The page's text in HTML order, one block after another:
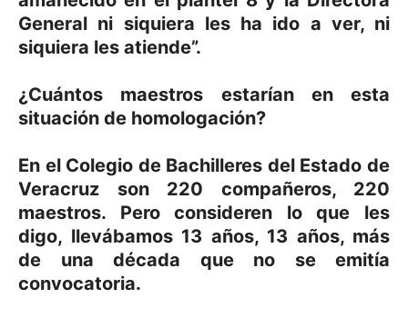
General ni siquiera les ha ido a ver, ni
siquiera les atiende”.
¿Cuántos maestros estarían en esta
situación de homologación?
En el Colegio de Bachilleres del Estado de
Veracruz son 220 compañeros, 220
maestros. Pero consideren lo que les
digo, llevábamos 13 años, 13 años, más
de una década que no se emitía
convocatoria.